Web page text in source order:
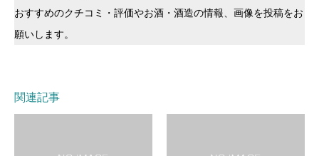
おすすめのクチコミ・評価やお酒・酒造の情報、画像を投稿をお
願いします。
関連記事